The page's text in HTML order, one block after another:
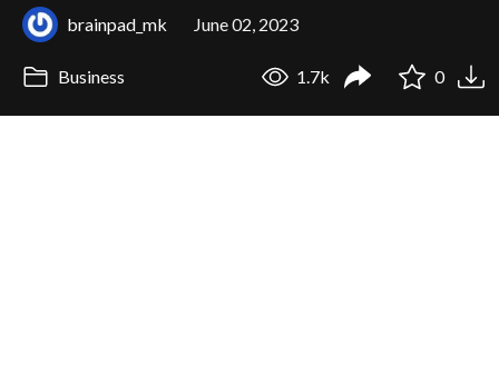
brainpad_mk June 02, 2023
Business 1.7k 0